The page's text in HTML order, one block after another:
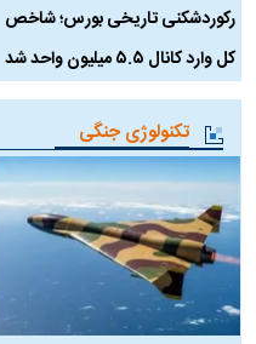
رکوردشکنی تاریخی بورس؛ شاخص
کل وارد کانال ۵.۵ میلیون واحد شد
تکنولوژی جنگی